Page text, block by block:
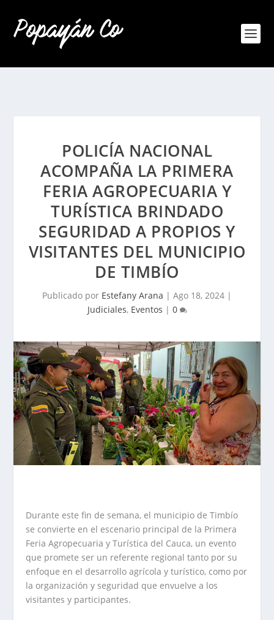
POLICÍA NACIONAL
ACOMPAÑA LA PRIMERA
FERIA AGROPECUARIA Y
TURÍSTICA BRINDADO
SEGURIDAD A PROPIOS Y
VISITANTES DEL MUNICIPIO
DE TIMBÍO
Publicado por Estefany Arana | Ago 18, 2024 |
Judiciales, Eventos | 0
Durante este fin de semana, el municipio de Timbío
se convierte en el escenario principal de la Primera
Feria Agropecuaria y Turística del Cauca, un evento
que promete ser un referente regional tanto por su
enfoque en el desarrollo agrícola y turístico, como por
la organización y seguridad que envuelve a los
visitantes y participantes.